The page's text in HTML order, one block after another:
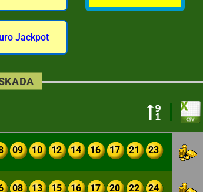
Jackpot
09 10 12 14 16 17 21 23
08 13 15 16 17 20 22 24